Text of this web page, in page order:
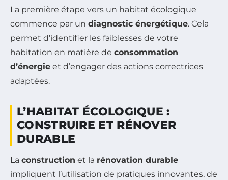
La première étape vers un habitat écologique
commence par un diagnostic énergétique. Cela
permet d’identifier les faiblesses de votre
habitation en matière de consommation
d’énergie et d’engager des actions correctrices
adaptées.
L’HABITAT ÉCOLOGIQUE :
CONSTRUIRE ET RÉNOVER
DURABLE
La construction et la rénovation durable
impliquent l’utilisation de pratiques innovantes, de